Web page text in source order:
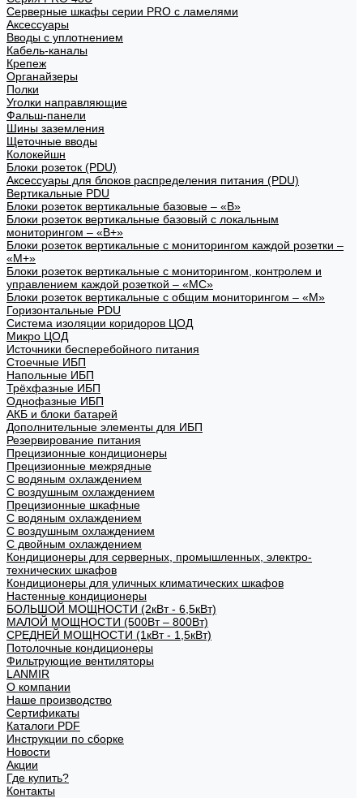
Серверные шкафы серии PRO с ламелями
Аксессуары
Вводы с уплотнением
Кабель-каналы
Крепеж
Органайзеры
Полки
Уголки направляющие
Фальш-панели
Шины заземления
Щеточные вводы
Колокейшн
Блоки розеток (PDU)
Аксессуары для блоков распределения питания (PDU)
Вертикальные PDU
Блоки розеток вертикальные базовые – «В»
Блоки розеток вертикальные базовый с локальным
мониторингом – «В+»
Блоки розеток вертикальные с мониторингом каждой розетки –
«М+»
Блоки розеток вертикальные с мониторингом, контролем и
управлением каждой розеткой – «МС»
Блоки розеток вертикальные с общим мониторингом – «М»
Горизонтальные PDU
Система изоляции коридоров ЦОД
Микро ЦОД
Источники бесперебойного питания
Стоечные ИБП
Напольные ИБП
Трёхфазные ИБП
Однофазные ИБП
АКБ и блоки батарей
Дополнительные элементы для ИБП
Резервирование питания
Прецизионные кондиционеры
Прецизионные межрядные
С водяным охлаждением
С воздушным охлаждением
Прецизионные шкафные
С водяным охлаждением
С воздушным охлаждением
С двойным охлаждением
Кондиционеры для серверных, промышленных, электро-
технических шкафов
Кондиционеры для уличных климатических шкафов
Настенные кондиционеры
БОЛЬШОЙ МОЩНОСТИ (2кВт - 6,5кВт)
МАЛОЙ МОЩНОСТИ (500Вт – 800Вт)
СРЕДНЕЙ МОЩНОСТИ (1кВт - 1,5кВт)
Потолочные кондиционеры
Фильтрующие вентиляторы
LANMIR
О компании
Наше производство
Сертификаты
Каталоги PDF
Инструкции по сборке
Новости
Акции
Где купить?
Контакты